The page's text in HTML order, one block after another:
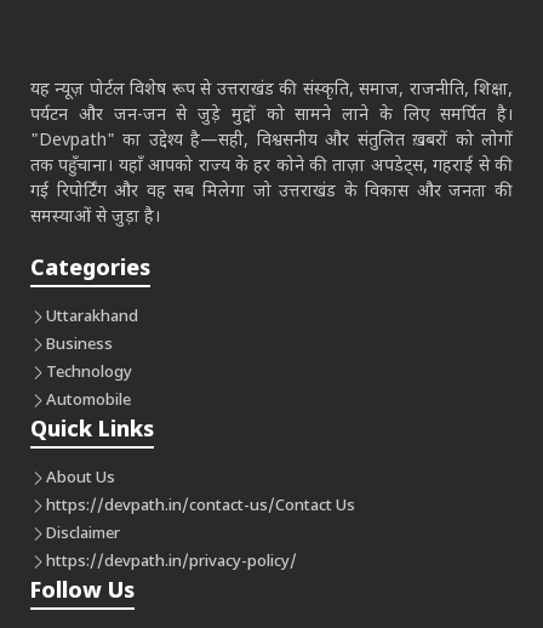
यह न्यूज़ पोर्टल विशेष रूप से उत्तराखंड की संस्कृति, समाज, राजनीति, शिक्षा,
पर्यटन और जन-जन से जुड़े मुद्दों को सामने लाने के लिए समर्पित है।
"Devpath" का उद्देश्य है—सही, विश्वसनीय और संतुलित ख़बरों को लोगों
तक पहुँचाना। यहाँ आपको राज्य के हर कोने की ताज़ा अपडेट्स, गहराई से की
गई रिपोर्टिंग और वह सब मिलेगा जो उत्तराखंड के विकास और जनता की
समस्याओं से जुड़ा है।
Categories
Uttarakhand
Business
Technology
Automobile
Quick Links
About Us
https://devpath.in/contact-us/Contact Us
Disclaimer
https://devpath.in/privacy-policy/
Follow Us